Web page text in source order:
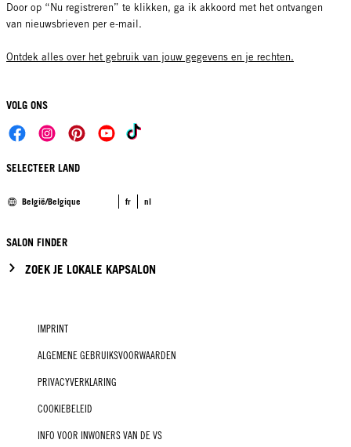
Door op “Nu registreren” te klikken, ga ik akkoord met het ontvangen
van nieuwsbrieven per e-mail.
Ontdek alles over het gebruik van jouw gegevens en je rechten.
VOLG ONS
SELECTEER LAND
België/Belgique fr nl
SALON FINDER
ZOEK JE LOKALE KAPSALON
IMPRINT
ALGEMENE GEBRUIKSVOORWAARDEN
PRIVACYVERKLARING
COOKIEBELEID
INFO VOOR INWONERS VAN DE VS